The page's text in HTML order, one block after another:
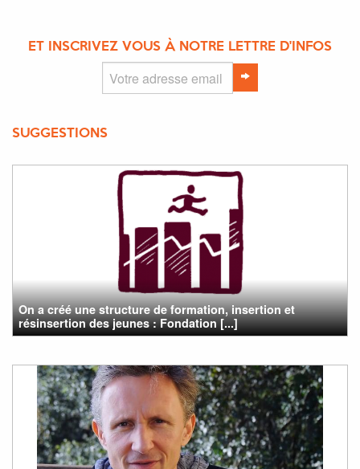
ET INSCRIVEZ VOUS À NOTRE LETTRE D'INFOS
SUGGESTIONS
On a créé une structure de formation, insertion et
résinsertion des jeunes : Fondation [...]